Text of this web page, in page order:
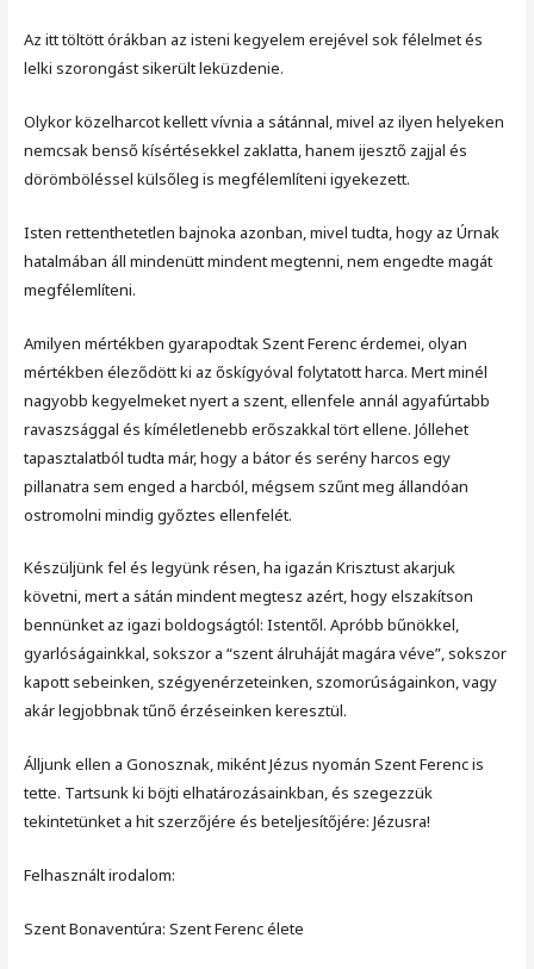
Az itt töltött órákban az isteni kegyelem erejével sok félelmet és
lelki szorongást sikerült leküzdenie.
Olykor közelharcot kellett vívnia a sátánnal, mivel az ilyen helyeken
nemcsak benső kísértésekkel zaklatta, hanem ijesztő zajjal és
dörömböléssel külsőleg is megfélemlíteni igyekezett.
Isten rettenthetetlen bajnoka azonban, mivel tudta, hogy az Úrnak
hatalmában áll mindenütt mindent megtenni, nem engedte magát
megfélemlíteni.
Amilyen mértékben gyarapodtak Szent Ferenc érdemei, olyan
mértékben éleződött ki az őskígyóval folytatott harca. Mert minél
nagyobb kegyelmeket nyert a szent, ellenfele annál agyafúrtabb
ravaszsággal és kíméletlenebb erőszakkal tört ellene. Jóllehet
tapasztalatból tudta már, hogy a bátor és serény harcos egy
pillanatra sem enged a harcból, mégsem szűnt meg állandóan
ostromolni mindig győztes ellenfelét.
Készüljünk fel és legyünk résen, ha igazán Krisztust akarjuk
követni, mert a sátán mindent megtesz azért, hogy elszakítson
bennünket az igazi boldogságtól: Istentől. Apróbb bűnökkel,
gyarlóságainkkal, sokszor a “szent álruháját magára véve”, sokszor
kapott sebeinken, szégyenérzeteinken, szomorúságainkon, vagy
akár legjobbnak tűnő érzéseinken keresztül.
Álljunk ellen a Gonosznak, miként Jézus nyomán Szent Ferenc is
tette. Tartsunk ki böjti elhatározásainkban, és szegezzük
tekintetünket a hit szerzőjére és beteljesítőjére: Jézusra!
Felhasznált irodalom:
Szent Bonaventúra: Szent Ferenc élete